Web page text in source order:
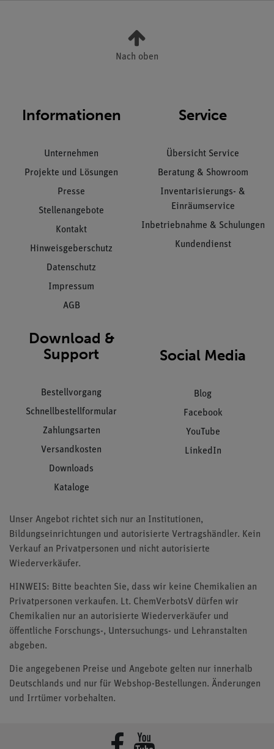
Nach oben
Informationen
Unternehmen
Projekte und Lösungen
Presse
Stellenangebote
Kontakt
Hinweisgeberschutz
Datenschutz
Impressum
AGB
Service
Übersicht Service
Beratung & Showroom
Inventarisierungs- &
Einräumservice
Inbetriebnahme & Schulungen
Kundendienst
Download &
Support
Bestellvorgang
Schnellbestellformular
Zahlungsarten
Versandkosten
Downloads
Kataloge
Social Media
Blog
Facebook
YouTube
LinkedIn
Unser Angebot richtet sich nur an Institutionen,
Bildungseinrichtungen und autorisierte Vertragshändler. Kein
Verkauf an Privatpersonen und nicht autorisierte
Wiederverkäufer.
HINWEIS: Bitte beachten Sie, dass wir keine Chemikalien an
Privatpersonen verkaufen. Lt. ChemVerbotsV dürfen wir
Chemikalien nur an autorisierte Wiederverkäufer und
öffentliche Forschungs-, Untersuchungs- und Lehranstalten
abgeben.
Die angegebenen Preise und Angebote gelten nur innerhalb
Deutschlands und nur für Webshop-Bestellungen. Änderungen
und Irrtümer vorbehalten.